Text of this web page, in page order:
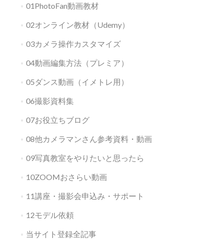
01PhotoFan動画教材
02オンライン教材（Udemy）
03カメラ操作カスタマイズ
04動画編集方法（プレミア）
05ダンス動画（イメトレ用）
06撮影資料集
07お役立ちブログ
08他カメラマンさん参考資料・動画
09写真教室をやりたいと思ったら
10ZOOMおさらい動画
11講座・撮影会申込み・サポート
12モデル依頼
当サイト登録全記事